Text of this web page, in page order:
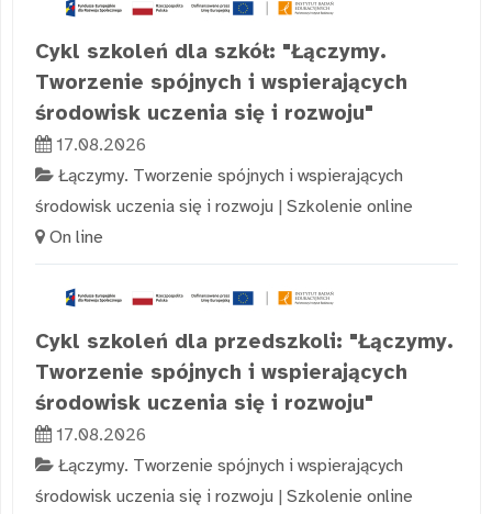
Cykl szkoleń dla szkół: "Łączymy.
Tworzenie spójnych i wspierających
środowisk uczenia się i rozwoju"
17.08.2026
Łączymy. Tworzenie spójnych i wspierających
środowisk uczenia się i rozwoju | Szkolenie online
On line
Cykl szkoleń dla przedszkoli: "Łączymy.
Tworzenie spójnych i wspierających
środowisk uczenia się i rozwoju"
17.08.2026
Łączymy. Tworzenie spójnych i wspierających
środowisk uczenia się i rozwoju | Szkolenie online